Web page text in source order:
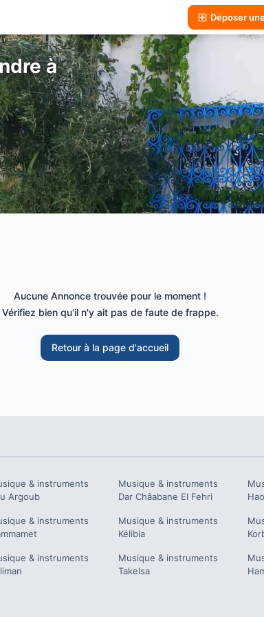
Déposer
à
Aucune Annonce trouvée pour le moment !
Vérifiez bien qu'il n'y ait pas de faute de frappe.
Retour à la page d'accueil
& instruments
Argoub
Musique & instruments
Dar Châabane El Fehri
& instruments
Musique & instruments
Kélibia
& instruments
Musique & instruments
Takelsa